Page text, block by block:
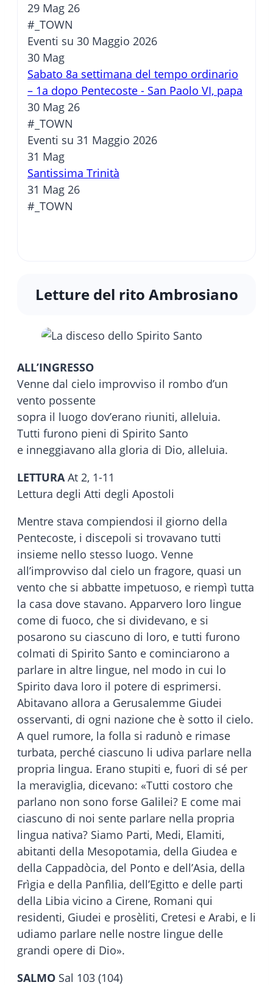
29 Mag 26
#_TOWN
Eventi su 30 Maggio 2026
30 Mag
Sabato 8a settimana del tempo ordinario
– 1a dopo Pentecoste - San Paolo VI, papa
30 Mag 26
#_TOWN
Eventi su 31 Maggio 2026
31 Mag
Santissima Trinità
31 Mag 26
#_TOWN
Letture del rito Ambrosiano
ALL’INGRESSO
Venne dal cielo improvviso il rombo d’un
vento possente
sopra il luogo dov’erano riuniti, alleluia.
Tutti furono pieni di Spirito Santo
e inneggiavano alla gloria di Dio, alleluia.
LETTURAAt 2, 1-11
Lettura degli Atti degli Apostoli
Mentre stava compiendosi il giorno della
Pentecoste, i discepoli si trovavano tutti
insieme nello stesso luogo. Venne
all’improvviso dal cielo un fragore, quasi un
vento che si abbatte impetuoso, e riempì tutta
la casa dove stavano. Apparvero loro lingue
come di fuoco, che si dividevano, e si
posarono su ciascuno di loro, e tutti furono
colmati di Spirito Santo e cominciarono a
parlare in altre lingue, nel modo in cui lo
Spirito dava loro il potere di esprimersi.
Abitavano allora a Gerusalemme Giudei
osservanti, di ogni nazione che è sotto il cielo.
A quel rumore, la folla si radunò e rimase
turbata, perché ciascuno li udiva parlare nella
propria lingua. Erano stupiti e, fuori di sé per
la meraviglia, dicevano: «Tutti costoro che
parlano non sono forse Galilei? E come mai
ciascuno di noi sente parlare nella propria
lingua nativa? Siamo Parti, Medi, Elamiti,
abitanti della Mesopotamia, della Giudea e
della Cappadòcia, del Ponto e dell’Asia, della
Frìgia e della Panfìlia, dell’Egitto e delle parti
della Libia vicino a Cirene, Romani qui
residenti, Giudei e prosèliti, Cretesi e Arabi, e li
udiamo parlare nelle nostre lingue delle
grandi opere di Dio».
SALMO Sal 103 (104)